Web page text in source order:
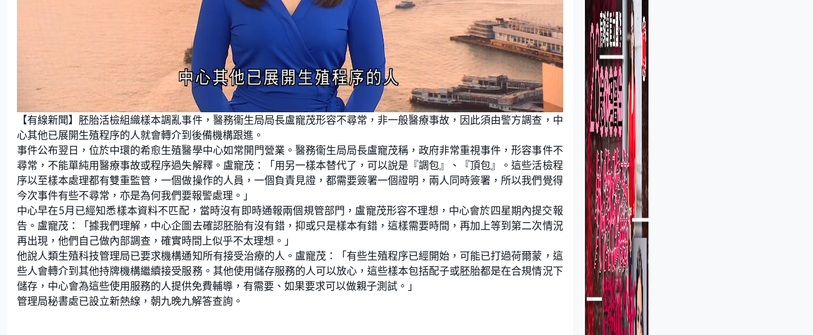
U
n
m
u
t
e
a
d
d
:
1
8
7
5
%
【有線新聞】胚胎活檢組織樣本調亂事件，醫務衞生局局長盧寵茂形容不尋常，非一般醫療事故，因此須由警方調查，中
心其他已展開生殖程序的人就會轉介到後備機構跟進。
事件公布翌日，位於中環的希愈生殖醫學中心如常開門營業。醫務衞生局局長盧寵茂稱，政府非常重視事件，形容事件不
尋常，不能單純用醫療事故或程序過失解釋。盧寵茂：「用另一樣本替代了，可以說是『調包』、『頂包』。這些活檢程
序以至樣本處理都有雙重監管，一個做操作的人員，一個負責見證，都需要簽署一個證明，兩人同時簽署，所以我們覺得
今次事件有些不尋常，亦是為何我們要報警處理。」
中心早在5月已經知悉樣本資料不匹配，當時沒有即時通報兩個規管部門，盧寵茂形容不理想，中心會於四星期內提交報
告。盧寵茂：「據我們理解，中心企圖去確認胚胎有沒有錯，抑或只是樣本有錯，這樣需要時間，再加上等到第二次情況
再出現，他們自己做內部調查，確實時間上似乎不太理想。」
他說人類生殖科技管理局已要求機構通知所有接受治療的人。盧寵茂：「有些生殖程序已經開始，可能已打過荷爾蒙，這
些人會轉介到其他持牌機構繼續接受服務。其他使用儲存服務的人可以放心，這些樣本包括配子或胚胎都是在合規情況下
儲存，中心會為這些使用服務的人提供免費輔導，有需要、如果要求可以做親子測試。」
管理局秘書處已設立新熱線，朝九晚九解答查詢。